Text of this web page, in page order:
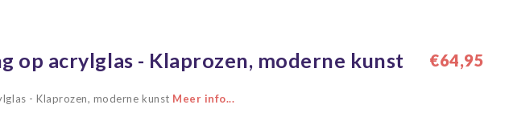
op acrylglas - Klaprozen, moderne kunst €64,95
- Klaprozen, moderne kunst Meer info...